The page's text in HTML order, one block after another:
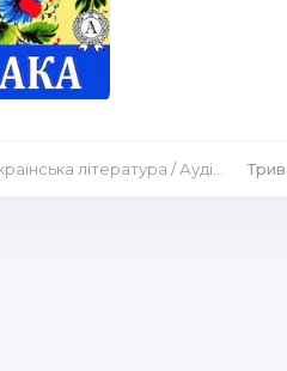
література /Аудіокниги Драми